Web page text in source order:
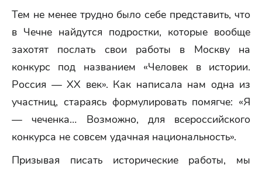
Тем не менее трудно было себе представить, что
в Чечне найдутся подростки, которые вообще
захотят послать свои работы в Москву на
конкурс под названием «Человек в истории.
Россия — XX век». Как написала нам одна из
участниц, стараясь формулировать помягче: «Я
— чеченка… Возможно, для всероссийского
конкурса не совсем удачная национальность».
Призывая писать исторические работы, мы